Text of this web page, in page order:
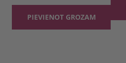
PIEVIENOT GROZAM